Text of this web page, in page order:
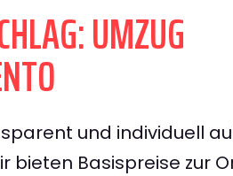
UMZUG
und individuell
bieten Basispreise zur